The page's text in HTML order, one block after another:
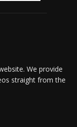
We provide
straight from the